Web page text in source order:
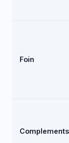
Foin
Complements